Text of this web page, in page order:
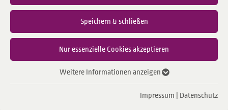
Speichern & schließen
Nur essenzielle Cookies akzeptieren
Weitere Informationen anzeigen
Impressum Datenschutz
leungchopan | Adobe.stock
Wichtige Information: Einstellung der